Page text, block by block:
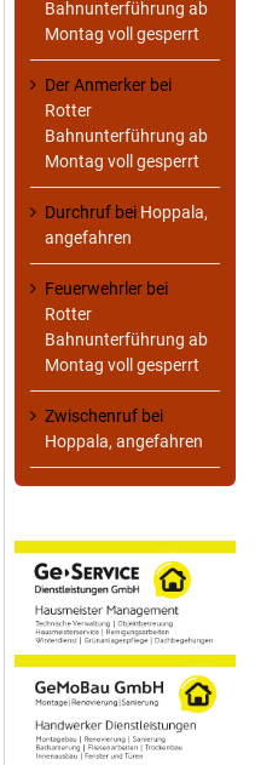
Bahnunterführung ab
Montag voll gesperrt
Der Anmerker bei
Rotter
Bahnunterführung ab
Montag voll gesperrt
Durchruf bei Hoppala,
angefahren
Feuerwehrler bei
Rotter
Bahnunterführung ab
Montag voll gesperrt
Zwischenruf bei
Hoppala, angefahren